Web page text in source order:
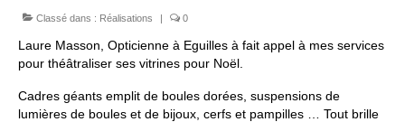
FORMATIONS RH
FORMATIONS DE FORMATEURS
CONSEILS & PRESTATIONS
Classé dans : Réalisations | 0
Laure Masson, Opticienne à Eguilles à fait appel à mes services
pour théâtraliser ses vitrines pour Noël.
Cadres géants emplit de boules dorées, suspensions de
lumières de boules et de bijoux, cerfs et pampilles … Tout brille